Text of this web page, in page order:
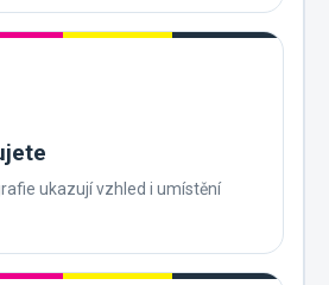
ukazují vzhled i umístění